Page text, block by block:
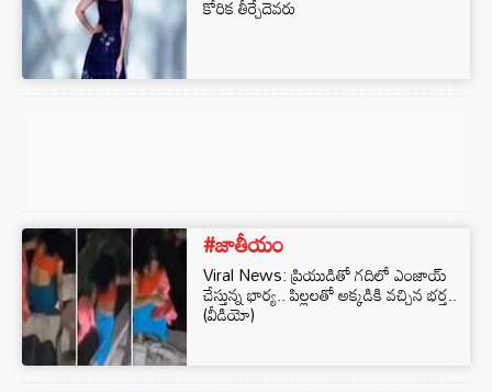
కోరిక తీర్చేదెవరు
#జాతీయం
Viral News: ప్రియుడితో గదిలో ఎంజాయ్
చేస్తున్న భార్య.. పిల్లలతో అక్కడికి వచ్చిన భర్త..
(వీడియో)